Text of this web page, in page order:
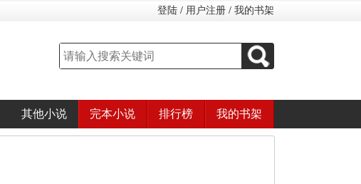
登陆 / 用户注册 / 我的书架
其他小说 完本小说 排行榜 我的书架